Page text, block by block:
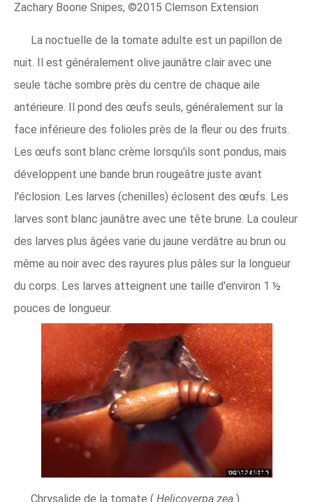
Zachary Boone Snipes, ©2015 Clemson Extension
La noctuelle de la tomate adulte est un papillon de
nuit. Il est généralement olive jaunâtre clair avec une
seule tache sombre près du centre de chaque aile
antérieure. Il pond des œufs seuls, généralement sur la
face inférieure des folioles près de la fleur ou des fruits.
Les œufs sont blanc crème lorsqu'ils sont pondus, mais
développent une bande brun rougeâtre juste avant
l'éclosion. Les larves (chenilles) éclosent des œufs. Les
larves sont blanc jaunâtre avec une tête brune. La couleur
des larves plus âgées varie du jaune verdâtre au brun ou
même au noir avec des rayures plus pâles sur la longueur
du corps. Les larves atteignent une taille d'environ 1 ½
pouces de longueur.
Chrysalide de la tomate ( Helicoverpa zea ).